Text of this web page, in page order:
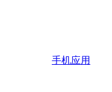
手机应用